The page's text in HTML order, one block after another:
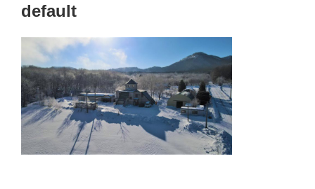
default